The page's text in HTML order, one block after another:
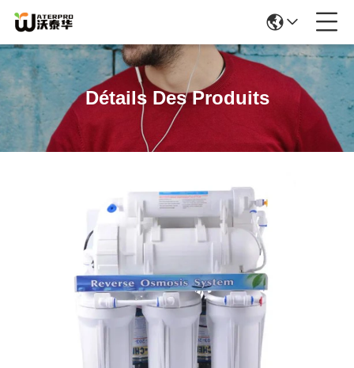
Détails Des Produits